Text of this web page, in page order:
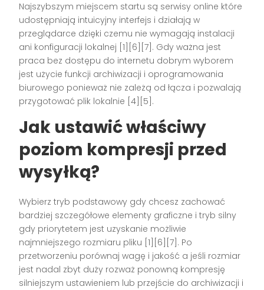
Najszybszym miejscem startu są serwisy online które
udostępniają intuicyjny interfejs i działają w
przeglądarce dzięki czemu nie wymagają instalacji
ani konfiguracji lokalnej [1][6][7]. Gdy ważna jest
praca bez dostępu do internetu dobrym wyborem
jest użycie funkcji archiwizacji i oprogramowania
biurowego ponieważ nie zależą od łącza i pozwalają
przygotować plik lokalnie [4][5].
Jak ustawić właściwy
poziom kompresji przed
wysyłką?
Wybierz tryb podstawowy gdy chcesz zachować
bardziej szczegółowe elementy graficzne i tryb silny
gdy priorytetem jest uzyskanie możliwie
najmniejszego rozmiaru pliku [1][6][7]. Po
przetworzeniu porównaj wagę i jakość a jeśli rozmiar
jest nadal zbyt duży rozważ ponowną kompresję
silniejszym ustawieniem lub przejście do archiwizacji i